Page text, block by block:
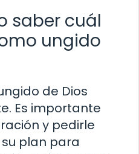
saber cuál
ungido
de Dios
Es importante
y pedirle
plan para